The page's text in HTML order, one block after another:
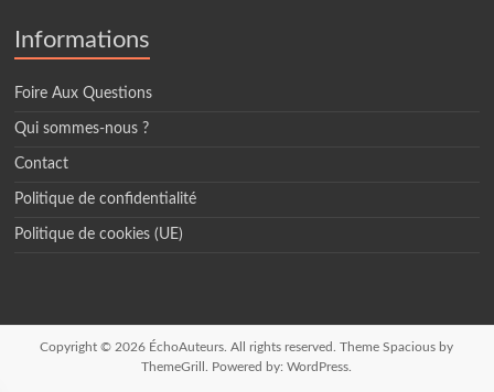
Informations
Foire Aux Questions
Qui sommes-nous ?
Contact
Politique de confidentialité
Politique de cookies (UE)
Copyright © 2026 ÉchoAuteurs . All rights reserved. ThemeSpacious by
ThemeGrill. Powered by:WordPress